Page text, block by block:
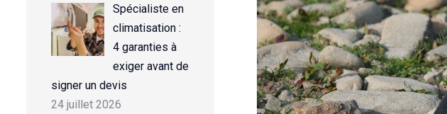
Spécialiste en
climatisation :
4 garanties à
exiger avant de
signer un devis
24 juillet 2026